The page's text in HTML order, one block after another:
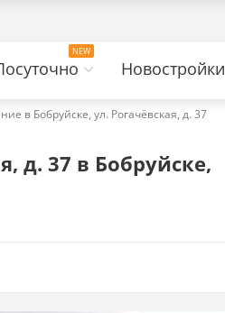
Новостройки
в Бобруйске, ул. Рогачёвская, д. 37
д. 37 в Бобруйске,